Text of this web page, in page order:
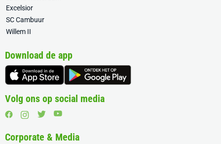
Excelsior
SC Cambuur
Willem II
Download de app
Volg ons op social media
Corporate & Media